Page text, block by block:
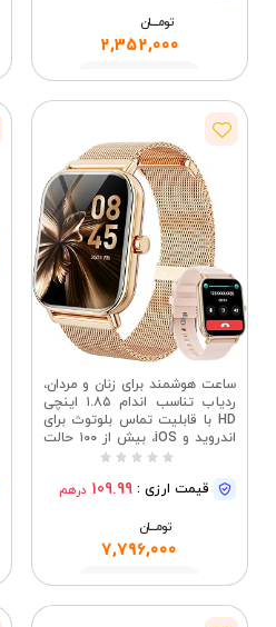
تومــــــان
2,352,000
مشاهده
ساعت هوشمند برای زنان و مردان،
ردیاب تناسب اندام ۱.۸۵ اینچی
HD با قابلیت تماس بلوتوث برای
اندروید و iOS، بیش از ۱۰۰ حالت
استرس ۲۴ ساعته (گلداستیل)
قیمت ارزی : 109.99 درهم
تومــــــان
7,796,000
مشاهده